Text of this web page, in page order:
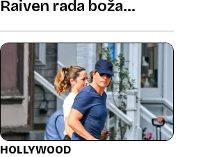
Raiven rada boža
brezčasna
HOLLYWOOD